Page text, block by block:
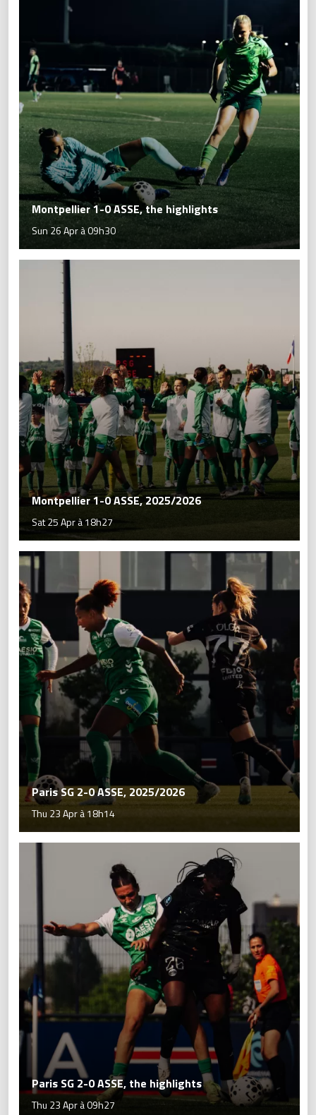
Montpellier 1-0 ASSE, the highlights
Sun 26 Apr à 09h30
Montpellier 1-0 ASSE, 2025/2026
Sat 25 Apr à 18h27
Paris SG 2-0 ASSE, 2025/2026
Thu 23 Apr à 18h14
Paris SG 2-0 ASSE, the highlights
Thu 23 Apr à 09h27